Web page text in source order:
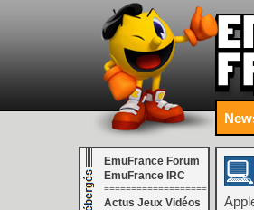
EmuFrance Forum
EmuFrance IRC
===================
Actus Jeux Vidéos